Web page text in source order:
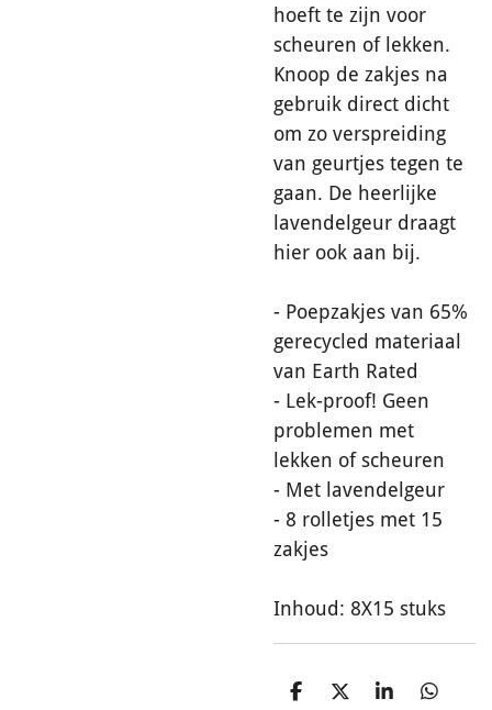
hoeft te zijn voor
scheuren of lekken.
Knoop de zakjes na
gebruik direct dicht
om zo verspreiding
van geurtjes tegen te
gaan. De heerlijke
lavendelgeur draagt
hier ook aan bij.
- Poepzakjes van 65%
gerecycled materiaal
van Earth Rated
- Lek-proof! Geen
problemen met
lekken of scheuren
- Met lavendelgeur
- 8 rolletjes met 15
zakjes
Inhoud: 8X15 stuks
D
D
S
D